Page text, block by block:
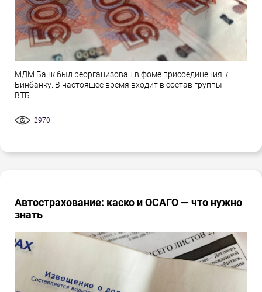
МДМ Банк был реорганизован в фоме присоединения к
Бинбанку. В настоящее время входит в состав группы
ВТБ.
2970
Автострахование: каско и ОСАГО — что нужно
знать